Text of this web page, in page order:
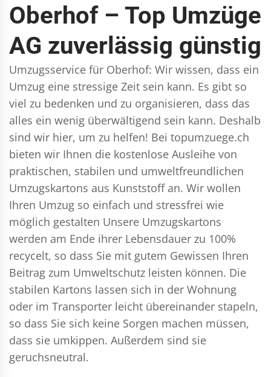
Oberhof – Top Umzüge
AG zuverlässig günstig
Umzugsservice für Oberhof: Wir wissen, dass ein
Umzug eine stressige Zeit sein kann. Es gibt so
viel zu bedenken und zu organisieren, dass das
alles ein wenig überwältigend sein kann. Deshalb
sind wir hier, um zu helfen! Bei topumzuege.ch
bieten wir Ihnen die kostenlose Ausleihe von
praktischen, stabilen und umweltfreundlichen
Umzugskartons aus Kunststoff an. Wir wollen
Ihren Umzug so einfach und stressfrei wie
möglich gestalten Unsere Umzugskartons
werden am Ende ihrer Lebensdauer zu 100%
recycelt, so dass Sie mit gutem Gewissen Ihren
Beitrag zum Umweltschutz leisten können. Die
stabilen Kartons lassen sich in der Wohnung
oder im Transporter leicht übereinander stapeln,
so dass Sie sich keine Sorgen machen müssen,
dass sie umkippen. Außerdem sind sie
geruchsneutral.